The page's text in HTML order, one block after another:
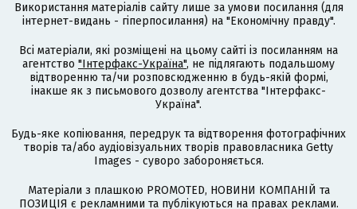
Використання матеріалів сайту лише за умови посилання (для
інтернет-видань - гіперпосилання) на "Економічну правду".
Всі матеріали, які розміщені на цьому сайті із посиланням на
агентство "Інтерфакс-Україна", не підлягають подальшому
відтворенню та/чи розповсюдженню в будь-якій формі,
інакше як з письмового дозволу агентства "Інтерфакс-
Україна".
Будь-яке копіювання, передрук та відтворення фотографічних
творів та/або аудіовізуальних творів правовласника Getty
Images - суворо забороняється.
Матеріали з плашкою PROMOTED, НОВИНИ КОМПАНІЙ та
ПОЗИЦІЯ є рекламними та публікуються на правах реклами.